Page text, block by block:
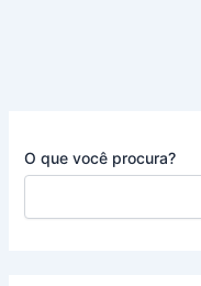
O que você procura?